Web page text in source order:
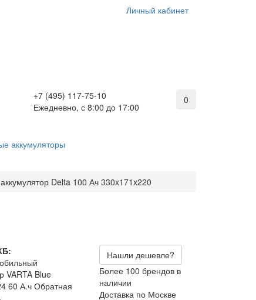
Личный кабинет
+7 (495) 117-75-10
Ежедневно, с 8:00 до 17:00
0
аккумуляторы
Delta 100 Ач 330x171x220
VARTA Blue
60 А.ч Обратная
Нашли дешевле?
Более 100 брендов в
наличии
Доставка по Москве